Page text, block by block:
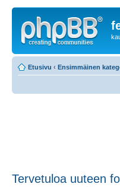
Etusivu ‹ Ensimmäinen
Tervetuloa uuteen